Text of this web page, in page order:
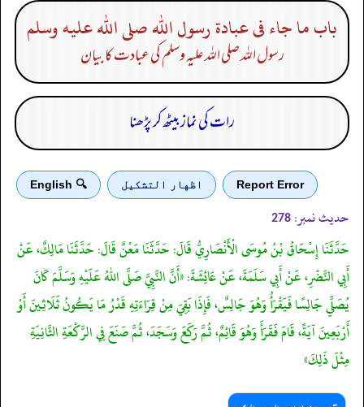
باب ما جاء فى عبادة رسول الله صلى الله عليه وسلم
رسول اللہ صلی اللہ علیہ وسلم کی عبادت کا بیان
رات کی نماز بیٹھ کر پڑھنا
Report Error اظهار التشكيل 🔍 English
حدیث نمبر: 278
حَدَّثَنَا إِسْحَاقُ بْنُ مُوسَى الْأَنْصَارِيُّ قَالَ: حَدَّثَنَا مَعْنٌ قَالَ: حَدَّثَنَا مَالِكٌ، عَنْ
أَبِي النَّضْرِ، عَنْ أَبِي سَلَمَةَ، عَنْ عَائِشَةَ: «أَنَّ النَّبِيَّ صَلَّى اللهُ عَلَيْهِ وَسَلَّمَ كَانَ
يُصَلِّي جَالِسًا فَيَقْرَأُ وَهُوَ جَالِسٌ، فَإِذَا بَقِيَ مِنْ قِرَاءَتِهِ قَدْرُ مَا يَكُونُ ثَلَاثِينَ أَوْ
أَرْبَعِينَ آيَةً، قَامَ فَقَرَأَ وَهُوَ قَائِمٌ، ثُمَّ رَكَعَ وَسَجَدَ، ثُمَّ صَنَعَ فِي الرَّكْعَةِ الثَّانِيَةِ
مِثْلَ ذَلِكَ»